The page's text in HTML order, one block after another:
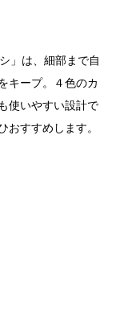
」は、細部まで自
キープ。４色のカ
使いやすい設計で
おすすめします。